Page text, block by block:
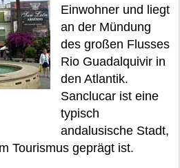
Einwohner und liegt
an der Mündung
des großen Flusses
Rio Guadalquivir in
den Atlantik.
Sanclucar ist eine
typisch
andalusische Stadt,
Tourismus geprägt ist.